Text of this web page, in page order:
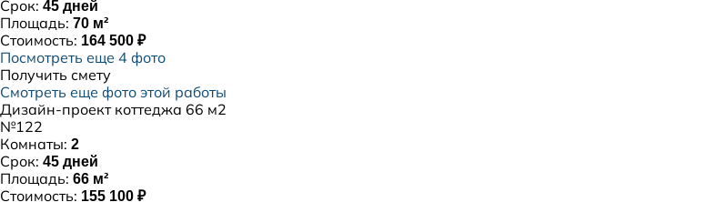
Срок: 45 дней
Площадь: 70 м²
Стоимость: 164 500 ₽
Посмотреть еще 4 фото
Получить смету
Смотреть еще фото этой работы
Дизайн-проект коттеджа 66 м2
№122
Комнаты: 2
Срок: 45 дней
Площадь: 66 м²
Стоимость: 155 100 ₽